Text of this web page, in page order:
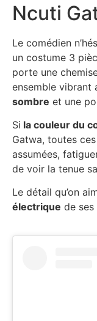
Ncuti
Le comédien
un costume 3
porte une
ensemble vibrant
sombre et une
Si la couleur du
Gatwa, toutes
assumées,
de voir la tenue
Le détail qu’on
électrique de